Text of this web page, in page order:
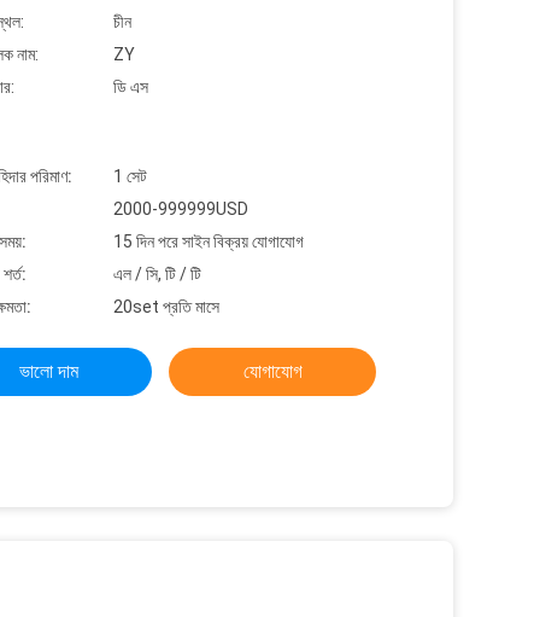
চীন
নাম:
ZY
ডি এস
পরিমাণ:
1 সেট
2000-999999USD
15 দিন পরে সাইন বিক্রয় যোগাযোগ
এল / সি, টি / টি
20set প্রতি মাসে
ভালো দাম যোগাযোগ